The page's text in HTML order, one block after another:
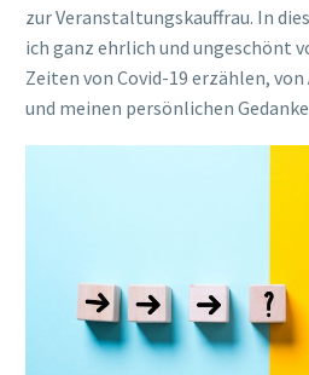
zur Veranstaltungskauffrau. In
ich ganz ehrlich und ungeschönt
Zeiten von Covid-19 erzählen,
und meinen persönlichen